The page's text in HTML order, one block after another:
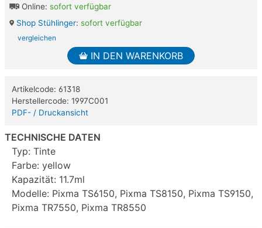
TECHNISCHE DATEN
Typ: Tinte
Farbe: yellow
Kapazität: 11.7ml
Modelle: Pixma TS6150, Pixma TS8150, Pixma TS9150,
Pixma TR7550, Pixma TR8550
Online: sofort verfügbar
Shop Stühlinger: sofort verfügbar
vergleichen
IN DEN WARENKORB
Artikelcode: 61318
Herstellercode: 1997C001
PDF- / Druckansicht